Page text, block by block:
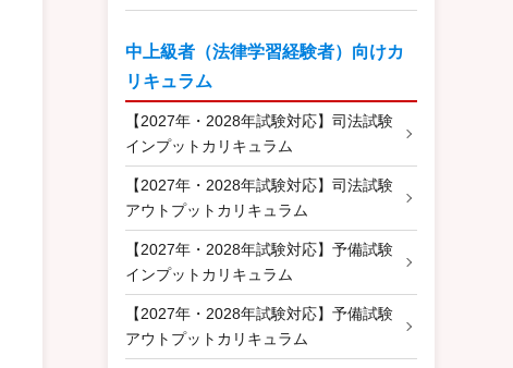
中上級者（法律学習経験者）向けカ
リキュラム
【2027年・2028年試験対応】司法試験
インプットカリキュラム
【2027年・2028年試験対応】司法試験
アウトプットカリキュラム
【2027年・2028年試験対応】予備試験
インプットカリキュラム
【2027年・2028年試験対応】予備試験
アウトプットカリキュラム